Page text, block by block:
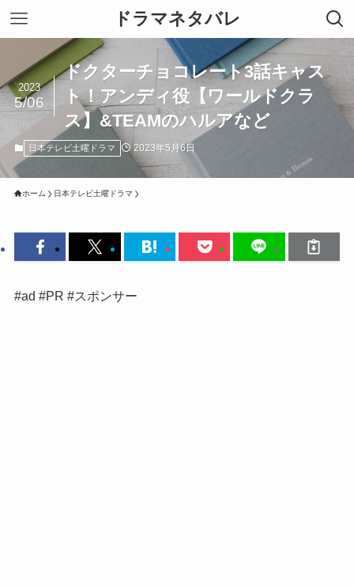
ドラマネタバレ
ドクターチョコレート3話キャス
ト！アンディ役【ワールドクラ
ス】&TEAMのハルアなど
2023
5/06
日本テレビ土曜ドラマ 2023年5月6日
ホーム 日本テレビ土曜ドラマ
#ad #PR #スポンサー